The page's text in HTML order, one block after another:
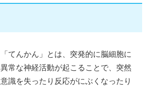
「てんかん」とは、突発的に脳細胞に
異常な神経活動が起こることで、突然
意識を失ったり反応がにぶくなったり